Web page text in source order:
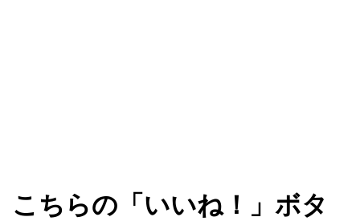
こちらの「いいね！」ボタ